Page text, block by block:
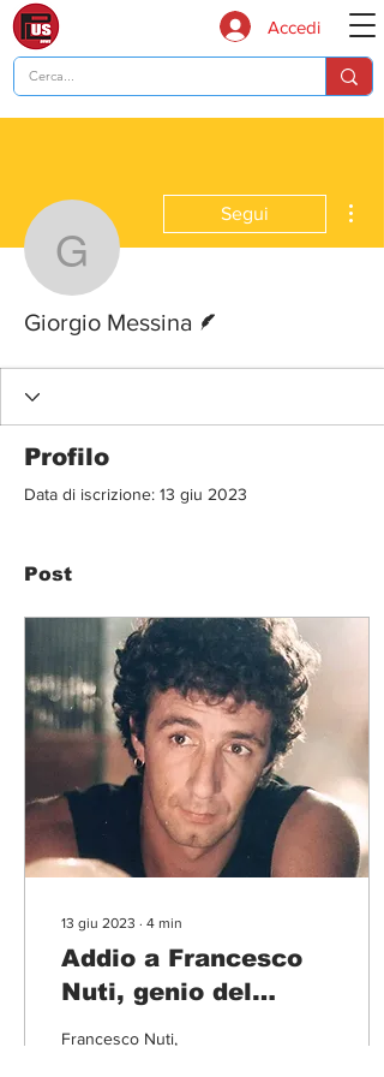
Accedi
Giorgio Messina
Segui
Giorgio Messina
Profilo
Data di iscrizione: 13 giu 2023
Post
13 giu 2023 ∙ 4 min
Addio a Francesco
Nuti, genio del
Francesco Nuti,